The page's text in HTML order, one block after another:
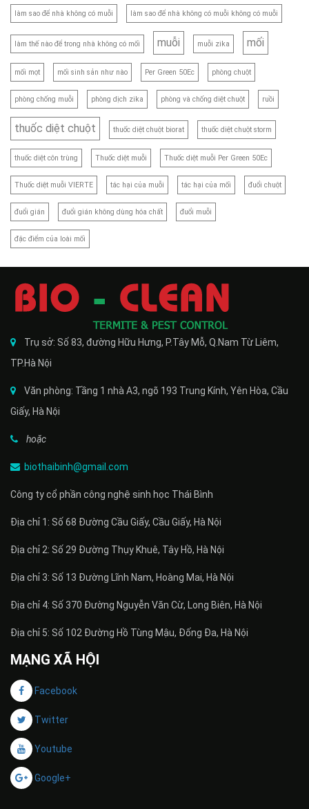
làm sao để nhà không có muỗi làm sao để nhà không có muỗi không có muỗi
làm thế nào để trong nhà không có mối muỗi muỗi zika mối
mối mọt mối sinh sản như nào Per Green 50Ec phòng chuột
phòng chống muỗi phòng dịch zika phòng và chống diệt chuột ruồi
thuốc diệt chuột thuốc diệt chuột biorat thuốc diệt chuột storm
thuốc diệt côn trùng Thuốc diệt muỗi Thuốc diệt muỗi Per Green 50Ec
Thuốc diệt muỗi VIERTE tác hại của muỗi tác hại của mối đuổi chuột
đuổi gián đuổi gián không dùng hóa chất đuổi muỗi
đặc điểm của loài mối
Trụ sở: Số 83, đường Hữu Hưng, P.Tây Mỗ, Q.Nam Từ Liêm,
TP.Hà Nội
Văn phòng: Tầng 1 nhà A3, ngõ 193 Trung Kính, Yên Hòa, Cầu
Giấy, Hà Nội
hoặc
biothaibinh@gmail.com
Công ty cổ phần công nghệ sinh học Thái Bình
Địa chỉ 1: Số 68 Đường Cầu Giấy, Cầu Giấy, Hà Nội
Địa chỉ 2: Số 29 Đường Thụy Khuê, Tây Hồ, Hà Nội
Địa chỉ 3: Số 13 Đường Lĩnh Nam, Hoàng Mai, Hà Nội
Địa chỉ 4: Số 370 Đường Nguyễn Văn Cừ, Long Biên, Hà Nội
Địa chỉ 5: Số 102 Đường Hồ Tùng Mậu, Đống Đa, Hà Nội
MẠNG XÃ HỘI
Facebook
Twitter
Youtube
Google+